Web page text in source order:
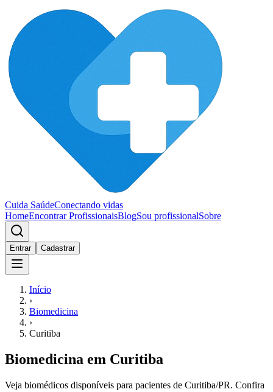
Cuida SaúdeConectando vidas
HomeEncontrar ProfissionaisBlogSou profissionalSobre
Entrar Cadastrar
Início
›
Biomedicina
›
Curitiba
Biomedicina em Curitiba
Veja biomédicos disponíveis para pacientes de Curitiba/PR. Confira